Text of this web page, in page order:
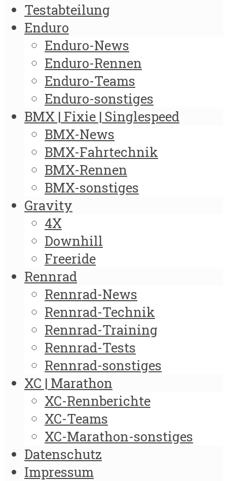
Testabteilung
Enduro
Enduro-News
Enduro-Rennen
Enduro-Teams
Enduro-sonstiges
BMX | Fixie | Singlespeed
BMX-News
BMX-Fahrtechnik
BMX-Rennen
BMX-sonstiges
Gravity
4X
Downhill
Freeride
Rennrad
Rennrad-News
Rennrad-Technik
Rennrad-Training
Rennrad-Tests
Rennrad-sonstiges
XC | Marathon
XC-Rennberichte
XC-Teams
XC-Marathon-sonstiges
Datenschutz
Impressum